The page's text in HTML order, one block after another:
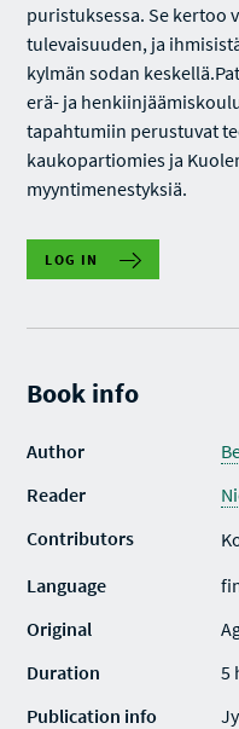
puristuksessa. Se kertoo
tulevaisuuden, ja
kylmän sodan
erä- ja
tapahtumiin perustuvat
kaukopartiomies ja
myyntimenestyksiä.
LOG IN
Book info
Author
Reader
Contributors
Language
Original
Duration
5
Publication info